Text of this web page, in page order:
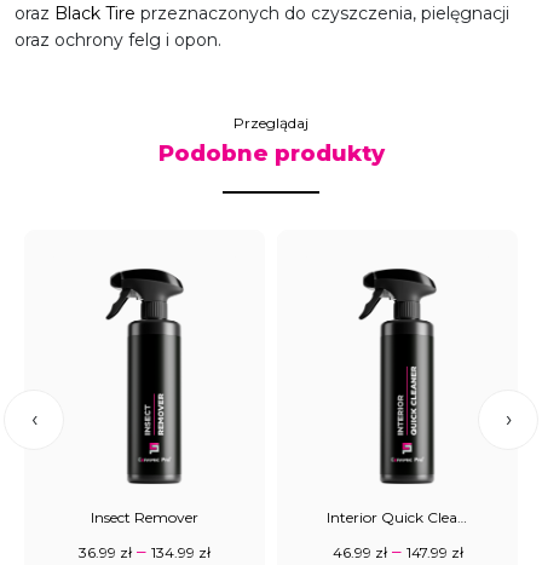
oraz Black Tire przeznaczonych do czyszczenia, pielęgnacji
oraz ochrony felg i opon.
Przeglądaj
Podobne produkty
Insect Remover
36.99 zł – 134.99 zł
Interior Quick Cleaner
46.99 zł– 147.99 zł
‹ ›